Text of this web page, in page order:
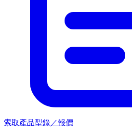
索取產品型錄／報價